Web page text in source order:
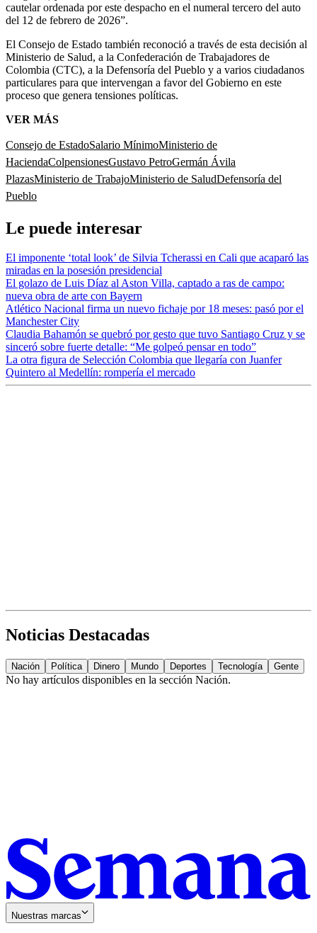
cautelar ordenada por este despacho en el numeral tercero del auto
del 12 de febrero de 2026”.
El Consejo de Estado también reconoció a través de esta decisión al
Ministerio de Salud, a la Confederación de Trabajadores de
Colombia (CTC), a la Defensoría del Pueblo y a varios ciudadanos
particulares para que intervengan a favor del Gobierno en este
proceso que genera tensiones políticas.
VER MÁS
Consejo de EstadoSalario MínimoMinisterio de
HaciendaColpensionesGustavo PetroGermán Ávila
PlazasMinisterio de TrabajoMinisterio de SaludDefensoría del
Pueblo
Le puede interesar
El imponente ‘total look’ de Silvia Tcherassi en Cali que acaparó las
miradas en la posesión presidencial
El golazo de Luis Díaz al Aston Villa, captado a ras de campo:
nueva obra de arte con Bayern
Atlético Nacional firma un nuevo fichaje por 18 meses: pasó por el
Manchester City
Claudia Bahamón se quebró por gesto que tuvo Santiago Cruz y se
sinceró sobre fuerte detalle: “Me golpeó pensar en todo”
La otra figura de Selección Colombia que llegaría con Juanfer
Quintero al Medellín: rompería el mercado
Noticias Destacadas
Nación Política Dinero Mundo Deportes Tecnología Gente
No hay artículos disponibles en la sección Nación.
Nuestras marcas